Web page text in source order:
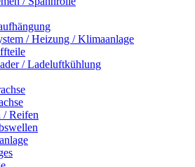
/ Heizung / Klimaanlage
/ Ladeluftkühlung
/ Reifen